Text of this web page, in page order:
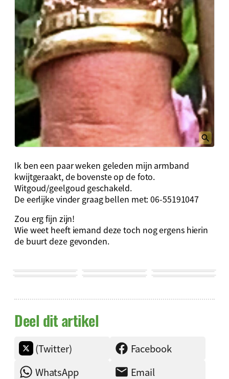
Ik ben een paar weken geleden mijn armband
kwijtgeraakt, de bovenste op de foto.
Witgoud/geelgoud geschakeld.
De eerlijke vinder graag bellen met: 06-55191047
Zou erg fijn zijn!
Wie weet heeft iemand deze toch nog ergens hierin
de buurt deze gevonden.
Deel dit artikel
(Twitter)
Facebook
WhatsApp
Email